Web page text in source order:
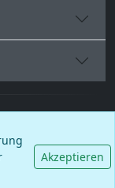
Akzeptieren